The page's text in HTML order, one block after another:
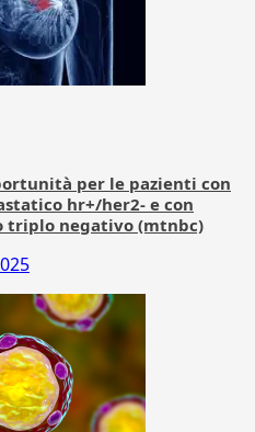
per le pazienti con
hr+/her2- e con
triplo negativo (mtnbc)